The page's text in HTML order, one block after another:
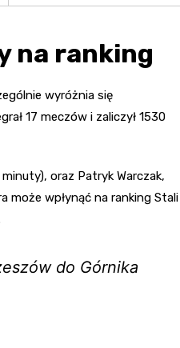
na ranking
wyróżnia się
17 meczów i zaliczył 1530
oraz Patryk Warczak,
może wpłynąć na ranking Stali
do Górnika